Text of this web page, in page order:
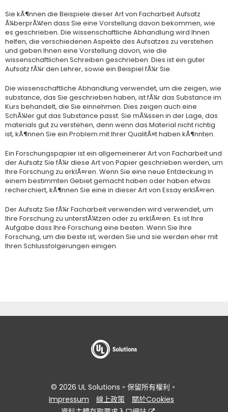
Sie kÃ¶nnen die Beispiele dieser Art von Facharbeit Aufsatz
Ã¼berprÃ¼fen dass Sie eine Vorstellung davon bekommen, wie
es geschrieben. Die wissenschaftliche Abhandlung wird Ihnen
helfen, die verschiedenen Aspekte des Aufsatzes zu verstehen
und geben Ihnen eine Vorstellung davon, wie die
wissenschaftlichen Schreiben geschrieben. Dies ist ein guter
Aufsatz fÃ¼r den Lehrer, sowie ein Beispiel fÃ¼r Sie.
Die wissenschaftliche Abhandlung verwendet, um die zeigen, wie
substance, das Sie geschrieben haben, ist fÃ¼r das Substance im
Kurs behandelt, die Sie einnehmen. Dies zeigen auch eine
SchÃ¼ler gut das Substance passt. Sie mÃ¼ssen in der Lage, das
materials gut zu verstehen, denn wenn das Material nicht richtig
ist, kÃ¶nnen Sie ein Problem mit Ihrer QualitÃ¤t haben kÃ¶nnten.
Ein Forschungspapier ist ein allgemeinerer Art von Facharbeit und
der Aufsatz Sie fÃ¼r diese Art von Papier geschrieben werden, um
Ihre Forschung zu erklÃ¤ren. Wenn Sie eine neue Entdeckung in
einem bestimmten Gebiet gemacht haben oder haben etwas
recherchiert, kÃ¶nnen Sie eine in dieser Art von Essay erklÃ¤ren.
Der Aufsatz Sie fÃ¼r Facharbeit verwenden wird verwendet, um
Ihre Forschung zu unterstÃ¼tzen oder zu erklÃ¤ren. Es ist Ihre
Aufgabe dass Ihre Forschung eine besten. Wenn Sie Ihre
Forschung, um die beste ist, werden Sie und sie werden eher mit
Ihren Schlussfolgerungen einigen.
© 2026 UL Solutions。保留所有權利。
Impressum
線上政策
關於Cookies